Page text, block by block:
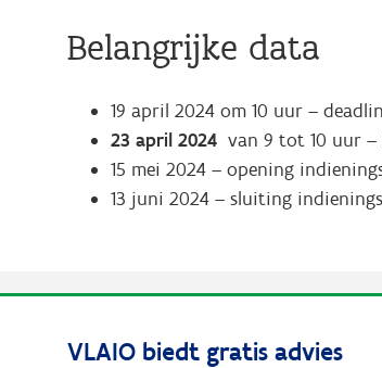
Belangrijke data
19 april 2024 om 10 uur –
23 april 2024 van 9 tot 10 uur –
15 mei 2024 – opening
13 juni 2024 – sluiting
VLAIO biedt gratis advies